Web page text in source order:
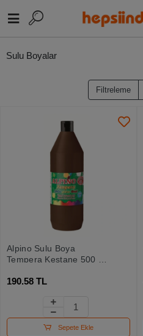
Sulu Boyalar
Filtreleme
Alpino Sulu Boya
Tempera Kestane 500 Ml
190.58 TL
Sepete Ekle